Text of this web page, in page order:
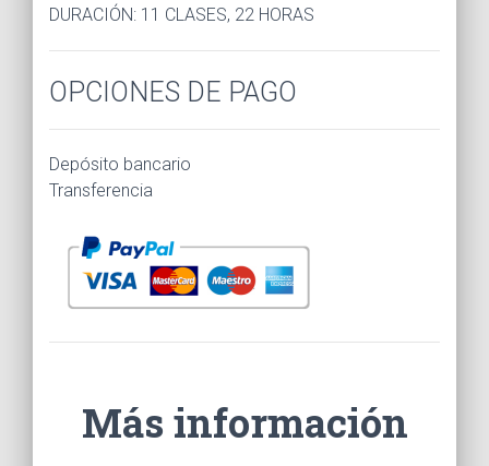
DURACIÓN: 11 CLASES, 22 HORAS
OPCIONES DE PAGO
Depósito bancario
Transferencia
Más información